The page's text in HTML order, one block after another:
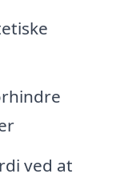
ved at